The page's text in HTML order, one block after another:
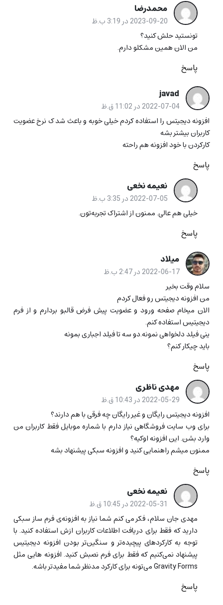
محمدرضا
2023-09-20 در 3:19 ب.ظ
تونستید حلش کنید؟
من الان همین مشکلو دارم.
پاسخ
javad
2022-07-04 در 11:02 ق.ظ
افزونه دیجیتس را استفاده کردم خیلی خوبه و باعث شد ک نرخ عضویت
کاربران بیشتر بشه
کارکردن با خود افزونه هم راحته
پاسخ
نعیمه نخعی
2022-07-05 در 3:35 ب.ظ
خیلی هم عالی. ممنون از اشتراک تجربه‌‌تون.
پاسخ
میلاد
2022-06-17 در 2:47 ب.ظ
سلام وقت بخیر
من افزونه دیجیتس رو فعال کردم
الان میخام صفحه ورود و عضویت پیش فرض قالبو بردارم و از فرم
دیجیتیس استفاده کنم.
ینی فیلد دلخواهی نمونه.دو سه تا فیلد اجباری بمونه
باید چیکار کنم؟
پاسخ
مهدی ناظری
2022-05-29 در 10:43 ق.ظ
افزونه دیجیتس رایگان و غیر رایگان چه فرقی با هم دارند؟
برای وب سایت فروشگاهی نیاز دارم با شماره موبایل فقط کاربران من
وارد بشن. این افزونه اوکیه؟
ممنون میشم راهنمایی کنید و افزونه سبکی پیشنهاد بشه
پاسخ
نعیمه نخعی
2022-05-31 در 10:45 ق.ظ
مهدی جان سلام، فکر می کنم شما نیاز به افزونه‌ی فرم ساز سبکی
دارید که فقط برای دریافت اطلاعات کاربران ازش استفاده کنید. با
توجه به کارکردهای پیچیده‌تر و سنگین‌تر بودن افزونه دیجیتیس
پیشنهاد نمی‌کنیم که فقط برای فرم نصبش کنید. افزونه هایی مثل
Gravity Forms می‌تونه برای کارکرد مدنظر شما مفیدتر باشه.
پاسخ